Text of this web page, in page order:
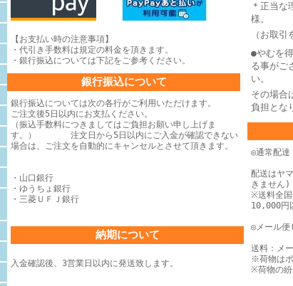
【お支払い時の注意事項】
・代引き手数料は規定の料金を頂きます。
・銀行振込については下記をご参考ください。
銀行振込について
銀行振込については次の各行がご利用いただけます。
ご注文後5日以内にお支払ください。
（振込手数料につきましてはご負担お願い申し上げま
す。） 注文日から5日以内にご入金が確認できない
場合は、 ご注文を自動的にキャンセルとさせて頂きます。
・山口銀行
・ゆうちょ銀行
・三菱ＵＦＪ銀行
納期について
入金確認後、3営業日以内に発送致します。
＊正当な
様。
（お取
●やむを
る事がご
い。
その場合
負担とな
◎通常配達
配送はヤ
きません)
※送料全
10,000円
◎メール
送料：メ
※荷物はポ
※荷物の紛